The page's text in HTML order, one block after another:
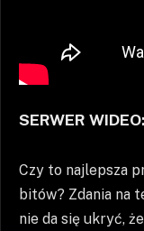
SERWER WIDEO:
Czy to najlepsza
bitów? Zdania na
nie da się ukryć,